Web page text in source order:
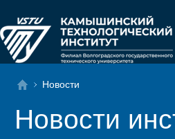
Новости
Новости